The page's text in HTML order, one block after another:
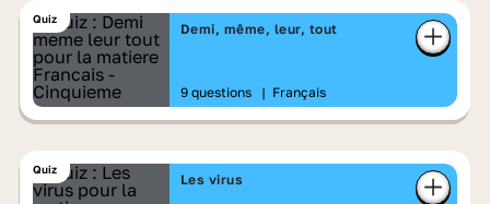
Quiz
Demi, même, leur, tout
9 questions | Français
Quiz
Les virus